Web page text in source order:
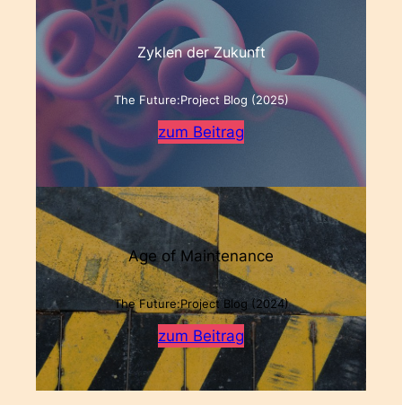
Zyklen der Zukunft
The Future:Project Blog (2025)
zum Beitrag
Age of Maintenance
The Future:Project Blog (2024)
zum Beitrag